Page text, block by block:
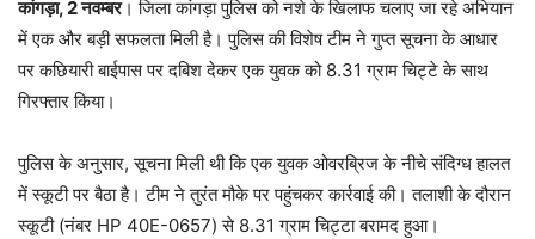
कांगड़ा, 2 नवम्बर। जिला कांगड़ा पुलिस को नशे के खिलाफ चलाए जा रहे अभियान
में एक और बड़ी सफलता मिली है। पुलिस की विशेष टीम ने गुप्त सूचना के आधार
पर कछियारी बाईपास पर दबिश देकर एक युवक को 8.31 ग्राम चिट्टे के साथ
गिरफ्तार किया।
पुलिस के अनुसार, सूचना मिली थी कि एक युवक ओवरब्रिज के नीचे संदिग्ध हालत
में स्कूटी पर बैठा है। टीम ने तुरंत मौके पर पहुंचकर कार्रवाई की। तलाशी के दौरान
स्कूटी (नंबर HP 40E-0657) से 8.31 ग्राम चिट्टा बरामद हुआ।